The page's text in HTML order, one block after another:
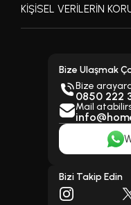
KİŞİSEL VERİLERİN
Bize Ulaşmak
Bize
0850 222
Mail
Bizi Takip Edin